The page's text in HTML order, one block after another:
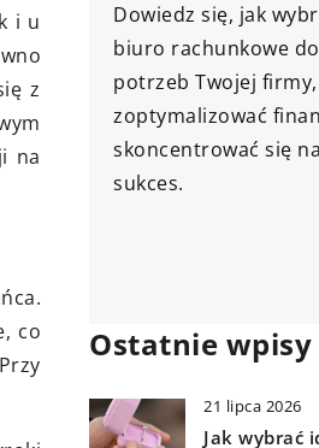
i u
z
na
co
najlepsze
dostosowane do
aby
i
na walce o
które
Ostatnie wpisy
21 lipca 2026
Jak wybrać